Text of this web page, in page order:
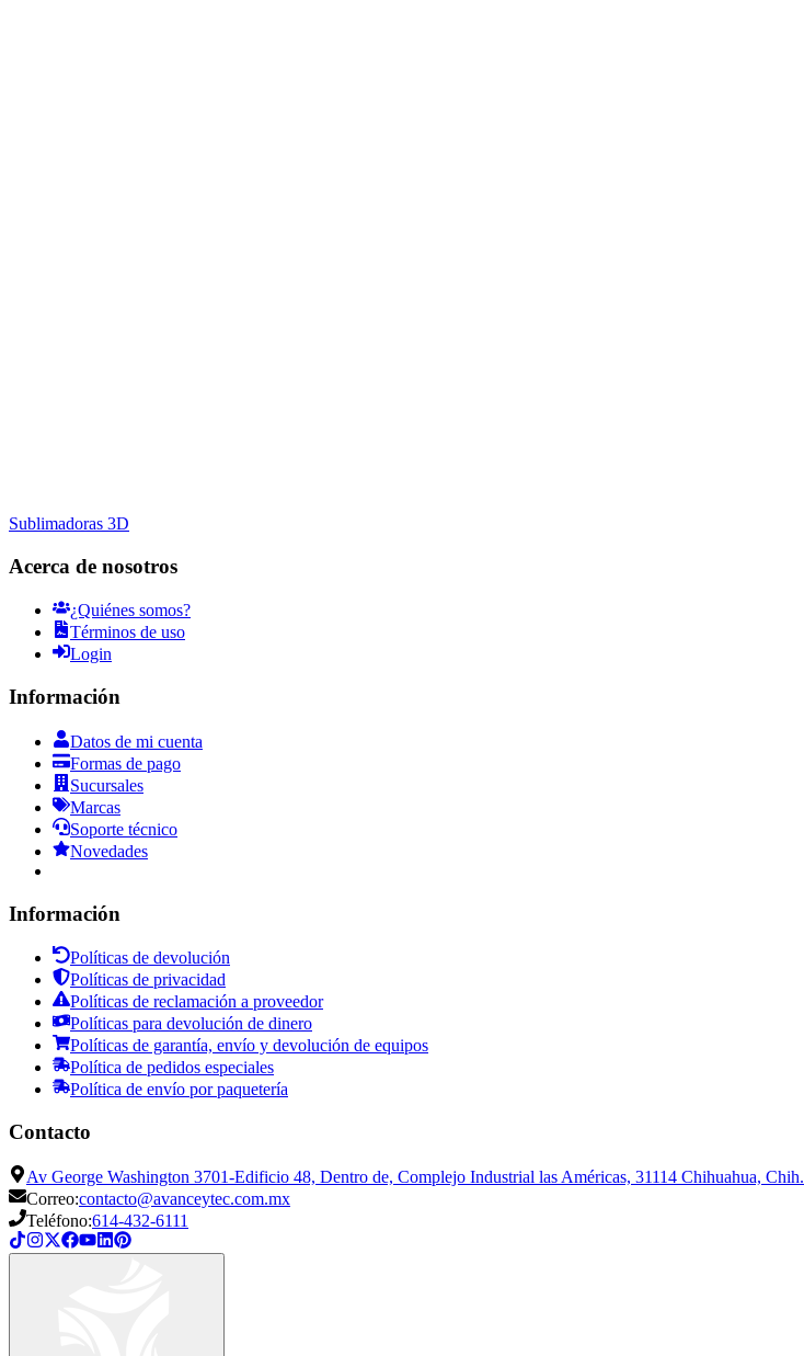
Sublimadoras 3D
Acerca de nosotros
¿Quiénes somos?
Términos de uso
Login
Información
Datos de mi cuenta
Formas de pago
Sucursales
Marcas
Soporte técnico
Novedades
Información
Políticas de devolución
Políticas de privacidad
Políticas de reclamación a proveedor
Políticas para devolución de dinero
Políticas de garantía, envío y devolución de equipos
Política de pedidos especiales
Política de envío por paquetería
Contacto
Av George Washington 3701-Edificio 48, Dentro de, Complejo Industrial las Américas, 31114 Chihuahua, Chih.
Correo:contacto@avanceytec.com.mx
Teléfono:614-432-6111